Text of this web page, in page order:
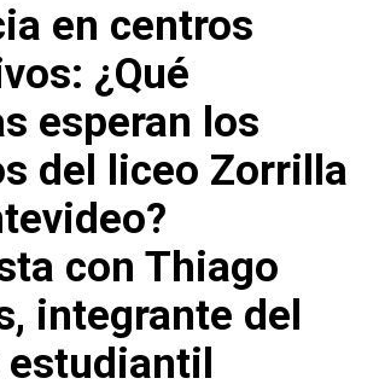
en centros
¿Qué
esperan los
del liceo Zorrilla
con Thiago
integrante del